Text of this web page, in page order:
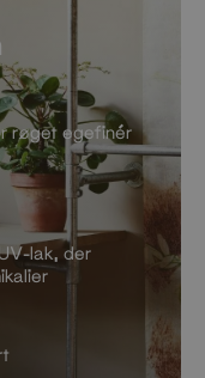
røget egefinér
lak, der